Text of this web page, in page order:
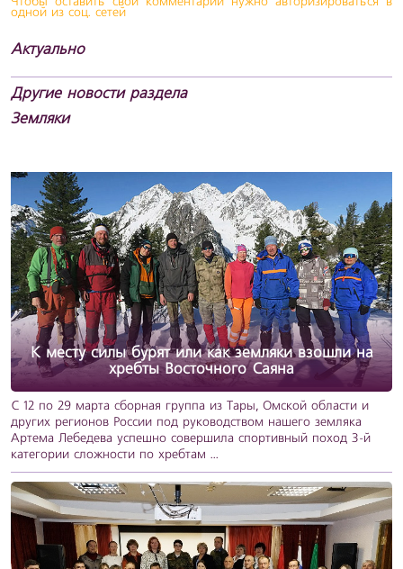
одной из соц. сетей
Актуально
Другие новости раздела
Земляки
К месту силы бурят или как земляки взошли на
хребты Восточного Саяна
С 12 по 29 марта сборная группа из Тары, Омской области и
других регионов России под руководством нашего земляка
Артема Лебедева успешно совершила спортивный поход 3-й
категории сложности по хребтам ...